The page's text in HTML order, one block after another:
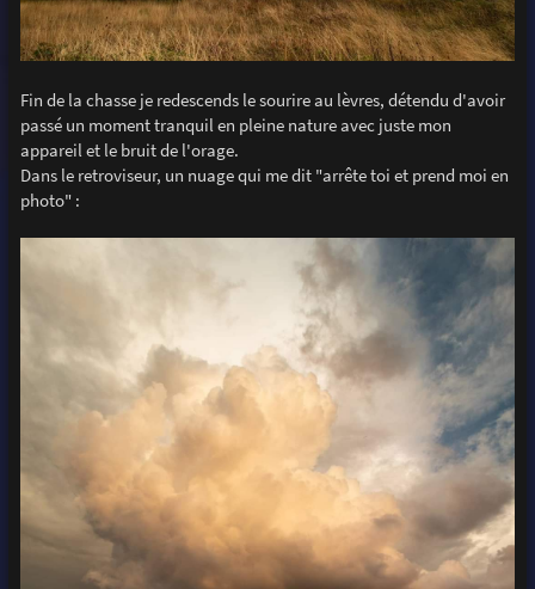
Fin de la chasse je redescends le sourire au lèvres, détendu d'avoir
passé un moment tranquil en pleine nature avec juste mon
appareil et le bruit de l'orage.
Dans le retroviseur, un nuage qui me dit "arrête toi et prend moi en
photo" :